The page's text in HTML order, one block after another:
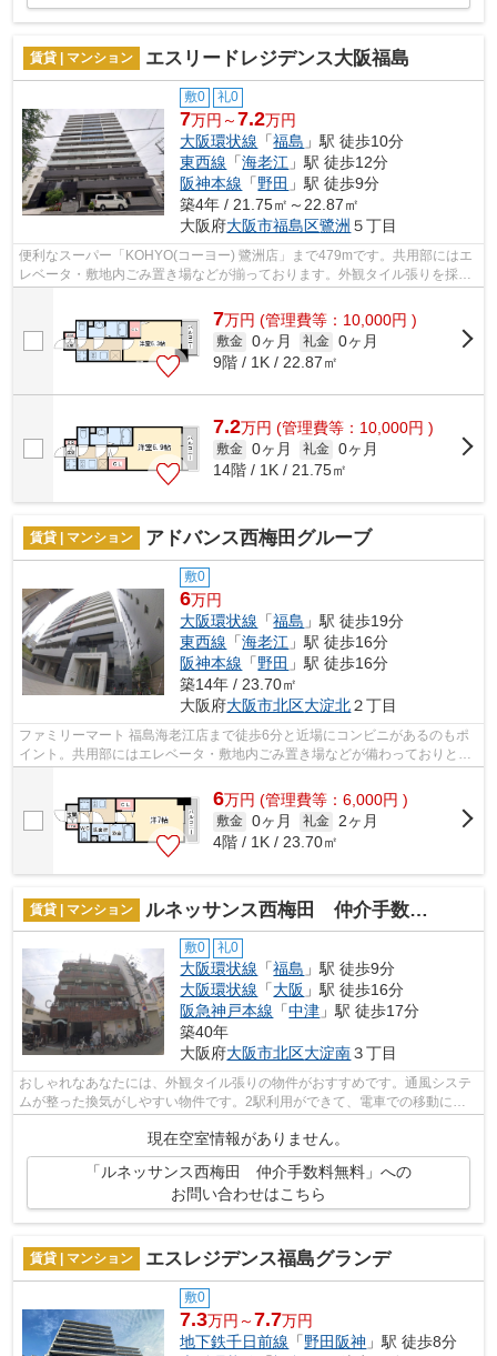
賃貸 | マンション エスリードレジデンス大阪福島
敷0 礼0
7万円～7.2万円
大阪環状線 「福島 」駅 徒歩10分
東西線 「海老江 」駅 徒歩12分
阪神本線 「野田 」駅 徒歩9分
築4年 / 21.75㎡～22.87㎡
大阪府大阪市福島区鷺洲 ５丁目
便利なスーパー「KOHYO(コーヨー) 鷺洲店」まで479mです。共用部にはエ
レベータ・敷地内ごみ置き場などが揃っております。外観タイル張りを採用
し、素敵な見た目を演出します。移動範...
7万円 (管理費等：10,000円 )
敷金 0ヶ月 礼金 0ヶ月
9階 / 1K / 22.87㎡
7.2万円 (管理費等：10,000円 )
敷金 0ヶ月 礼金 0ヶ月
14階 / 1K / 21.75㎡
賃貸 | マンション アドバンス西梅田グルーブ
敷0
6万円
大阪環状線 「福島 」駅 徒歩19分
東西線 「海老江 」駅 徒歩16分
阪神本線 「野田 」駅 徒歩16分
築14年 / 23.70㎡
大阪府大阪市北区大淀北２丁目
ファミリーマート 福島海老江店まで徒歩6分と近場にコンビニがあるのもポ
イント。共用部にはエレベータ・敷地内ごみ置き場などが備わっておりとて
も充実しています。通風良好の涼しく...
6万円 (管理費等：6,000円 )
敷金 0ヶ月 礼金
2ヶ月
4階 / 1K / 23.70㎡
賃貸 | マンション ルネッサンス西梅田 仲介手数料無料
敷0 礼0
大阪環状線 「福島 」駅 徒歩9分
大阪環状線 「大阪 」駅 徒歩16分
阪急神戸本線 「中津 」駅 徒歩17分
築40年
大阪府大阪市北区大淀南３丁目
おしゃれなあなたには、外観タイル張りの物件がおすすめです。通風システ
ムが整った換気がしやすい物件です。2駅利用ができて、電車での移動に役
現在空室情報がありません。
「ルネッサンス西梅田 仲介手数料無料」への
お問い合わせはこちら
賃貸 | マンション エスレジデンス福島グランデ
敷0
7.3万円～7.7万円
地下鉄千日前線 「野田阪神 」駅 徒歩8分